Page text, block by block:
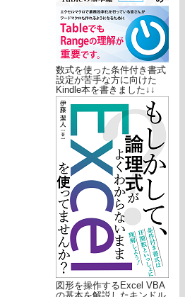
数式を使った条件付き書式
設定が苦手な方に向けた
Kindle本を書きました↓↓
図形を操作するExcel VBA